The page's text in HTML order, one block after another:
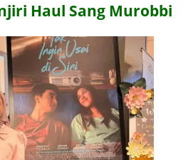
Haul Sang Murobbi